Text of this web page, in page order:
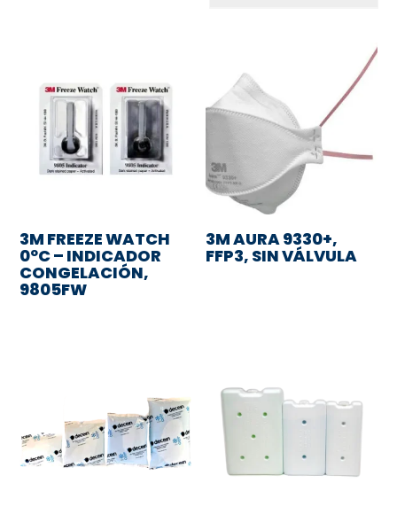
3M FREEZE WATCH
0ºC – INDICADOR
CONGELACIÓN,
9805FW
3M AURA 9330+,
FFP3, SIN VÁLVULA